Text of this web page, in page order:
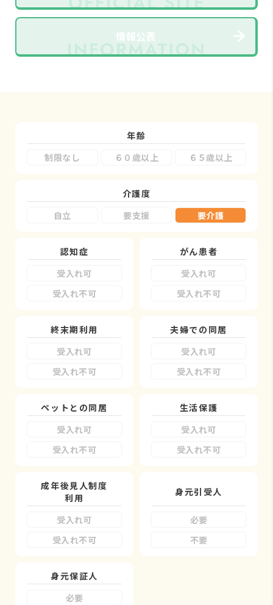
情報公表
年齢
制限なし
６０歳以上 ６５歳以上
介護度
自立
要支援 要介護
認知症
受入れ可
受入れ不可
がん患者
受入れ可
受入れ不可
終末期利用
受入れ可
受入れ不可
夫婦での同居
受入れ可
受入れ不可
ペットとの同居
受入れ可
受入れ不可
生活保護
受入れ可
受入れ不可
成年後見人制度
利用
受入れ可
受入れ不可
身元引受人
必要
不要
身元保証人
必要